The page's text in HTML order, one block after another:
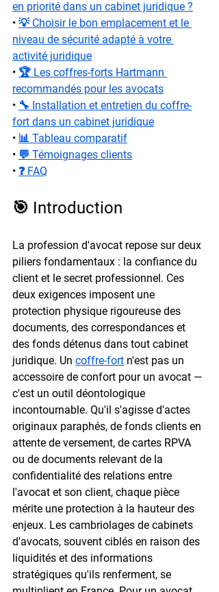
en priorité dans un cabinet juridique ?
• 💡 Choisir le bon emplacement et le
niveau de sécurité adapté à votre
activité juridique
• 🏆 Les coffres-forts Hartmann
recommandés pour les avocats
• 🔧 Installation et entretien du coffre-
fort dans un cabinet juridique
• 📊 Tableau comparatif
• 💬 Témoignages clients
• ❓ FAQ
🎯 Introduction
La profession d'avocat repose sur deux
piliers fondamentaux : la confiance du
client et le secret professionnel. Ces
deux exigences imposent une
protection physique rigoureuse des
documents, des correspondances et
des fonds détenus dans tout cabinet
juridique. Un coffre-fort n'est pas un
accessoire de confort pour un avocat —
c'est un outil déontologique
incontournable. Qu'il s'agisse d'actes
originaux paraphés, de fonds clients en
attente de versement, de cartes RPVA
ou de documents relevant de la
confidentialité des relations entre
l'avocat et son client, chaque pièce
mérite une protection à la hauteur des
enjeux. Les cambriolages de cabinets
d'avocats, souvent ciblés en raison des
liquidités et des informations
stratégiques qu'ils renferment, se